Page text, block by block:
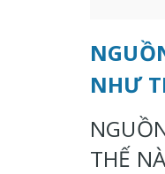
NHƯ
THẾ